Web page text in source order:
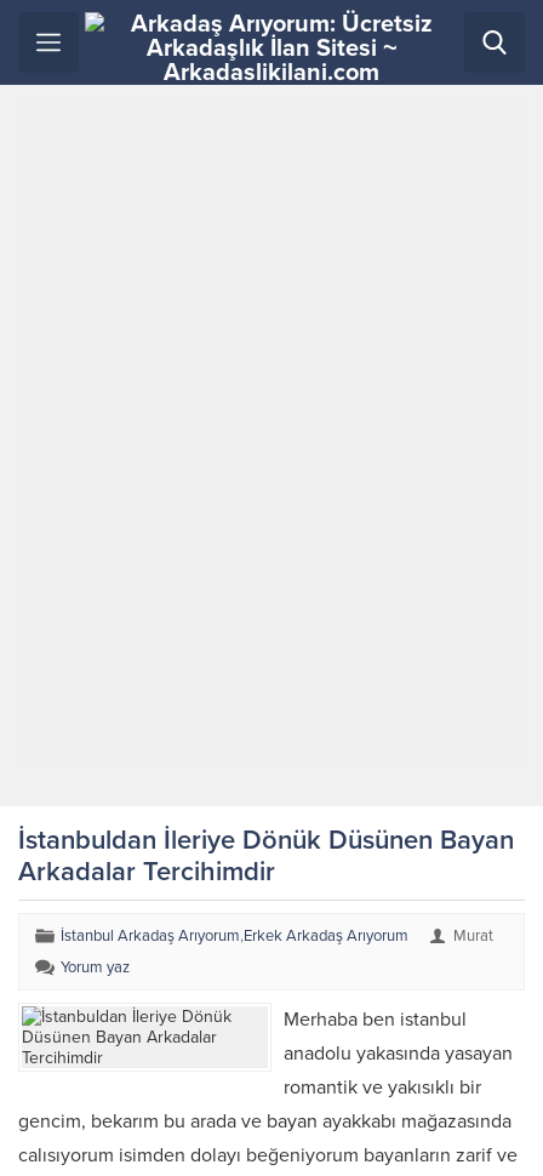
İstanbuldan İleriye Dönük Düsünen Bayan
Arkadalar Tercihimdir
İstanbul Arkadaş Arıyorum,Erkek Arkadaş Arıyorum
Murat
Yorum yaz
Merhaba ben istanbul
anadolu yakasında yasayan
romantik ve yakısıklı bir
gencim, bekarım bu arada ve bayan ayakkabı mağazasında
calısıyorum isimden dolayı beğeniyorum bayanların zarif ve